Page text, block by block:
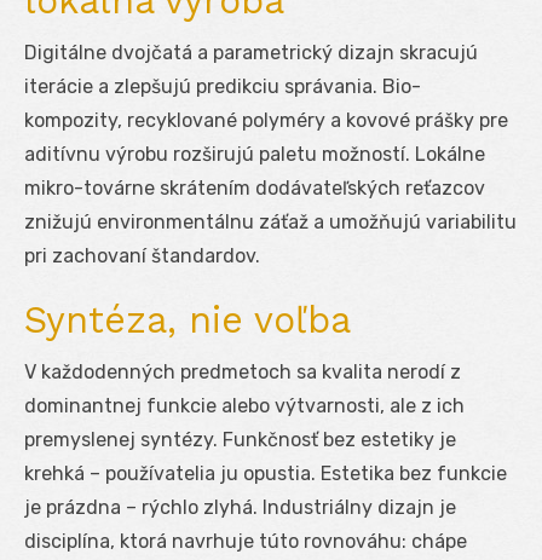
Digitálne dvojčatá a parametrický dizajn skracujú
iterácie a zlepšujú predikciu správania. Bio-
kompozity, recyklované polyméry a kovové prášky pre
aditívnu výrobu rozširujú paletu možností. Lokálne
mikro-továrne skrátením dodávateľských reťazcov
znižujú environmentálnu záťaž a umožňujú variabilitu
pri zachovaní štandardov.
Syntéza, nie voľba
V každodenných predmetoch sa kvalita nerodí z
dominantnej funkcie alebo výtvarnosti, ale z ich
premyslenej syntézy. Funkčnosť bez estetiky je
krehká – používatelia ju opustia. Estetika bez funkcie
je prázdna – rýchlo zlyhá. Industriálny dizajn je
disciplína, ktorá navrhuje túto rovnováhu: chápe